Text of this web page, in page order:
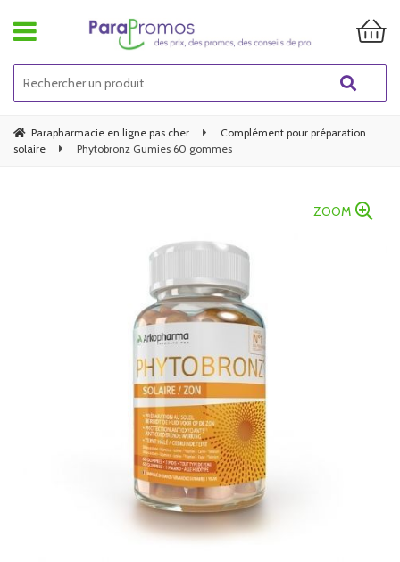
Parapharmacie en ligne pas cher
Complément pour préparation
solaire
Phytobronz Gumies 60 gommes
ZOOM